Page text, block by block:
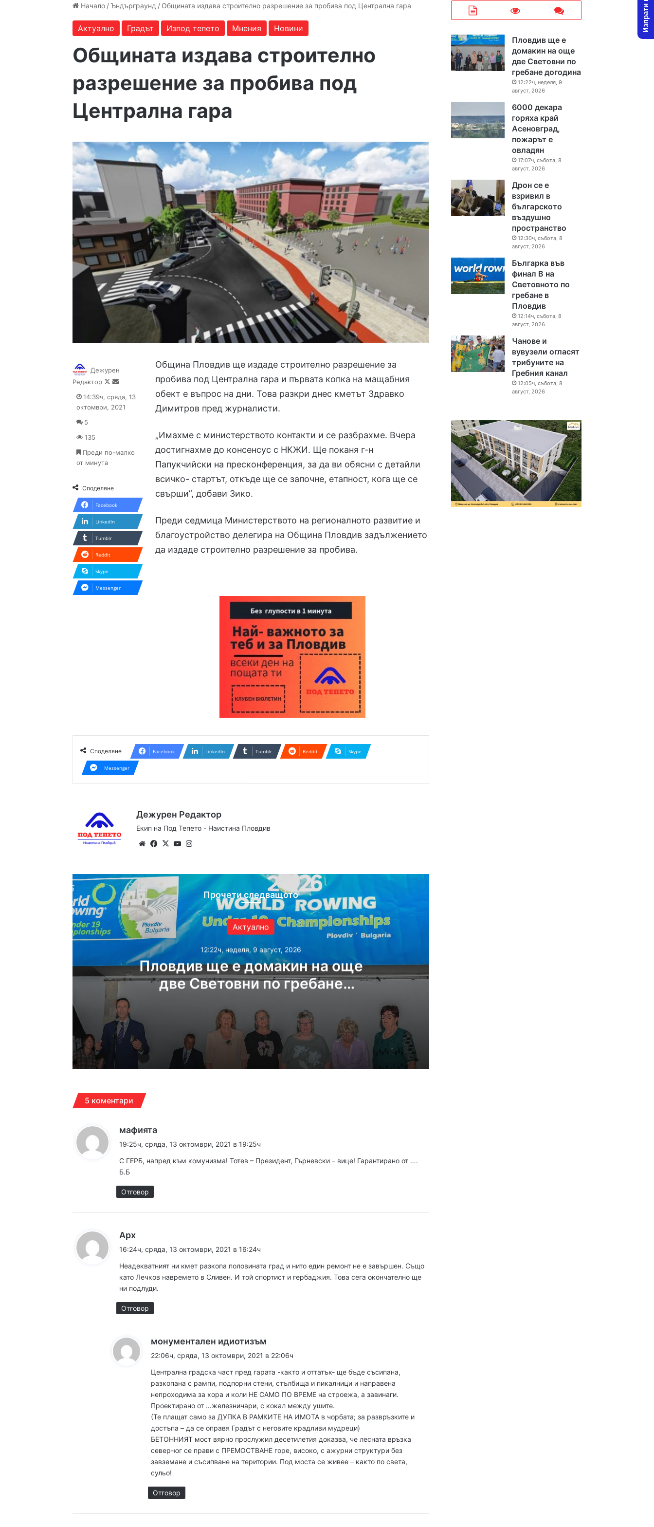
Начало / Ъндърграунд / Общината издава строително разрешение за пробива под Централна гара
Актуално Градът Изпод тепето Мнения Новини
Общината издава строително
разрешение за пробива под
Централна гара
Община Пловдив ще издаде строително разрешение за
пробива под Централна гара и първата копка на мащабния
обект е въпрос на дни. Това разкри днес кметът Здравко
Димитров пред журналисти.
„Имахме с министерството контакти и се разбрахме. Вчера
достигнахме до консенсус с НКЖИ. Ще поканя г-н
Папукчийски на пресконференция, за да ви обясни с детайли
всичко- стартът, откъде ще се започне, етапност, кога ще се
свърши”, добави Зико.
Преди седмица Министерството на регионалното развитие и
благоустройство делегира на Община Пловдив задължението
да издаде строително разрешение за пробива.
Дежурен
Редактор
Follow
X
Send
email
14:39ч, сряда, 13
октомври, 2021
5
135
Преди по-малко
от минута
Споделяне
Facebook
LinkedIn
Tumblr
Reddit
Skype
Messenger
Споделяне Facebook LinkedIn Tumblr Reddit Skype
Messenger
Дежурен Редактор
Екип на Под Тепето - Наистина Пловдив
WebsiteFacebook
X YouTube
Прочети следващото
Актуално
12:22ч, неделя, 9 август, 2026
Пловдив ще е домакин на още
две Световни по гребане
12:22ч, неделя, 9 август, 2026
6000 декара горяха край Асеновград, пожарът е овладян
12:30ч, събота, 8 август, 2026
Дрон се е взривил в българското въздушно пространство
12:14ч, събота, 8 август, 2026
12:05ч, събота, 8 август, 2026
Чанове и вувузели огласят трибуните на Гребния канал
11:52ч, събота, 8 август, 2026
Пожар изпепели 3500 декара край Първомай
08:30ч, събота, 8 август, 2026
График за миенето на пловдивските улици от 10 до 14 август
17:14ч, петък, 7 август, 2026
Кошмарът на една майка в съда
16:38ч, петък, 7 август, 2026
Над 5 кг наркотици иззети в Пловдивско за месец
5 коментари
мафията
а
19:25ч, сряда, 13 октомври, 2021 в 19:25ч
С ГЕРБ, напред към комунизма! Тотев – Президент, Гърневски – вице! Гарантирано от ….
Б.Б
Отговор
Арх
а
а
:
16:24ч, сряда, 13 октомври, 2021 в 16:24ч
Неадекватният ни кмет разкопа половината град и нито един ремонт не е завършен. Също
като Лечков навремето в Сливен. И той спортист и гербаджия. Това сега окончателно ще
ни подлуди.
Отговор
монументален идиотизъм
а
:
22:06ч, сряда, 13 октомври, 2021 в 22:06ч
Централна градска част пред гарата -както и оттатък- ще бъде съсипана,
разкопана с рампи, подпорни стени, стълбища и пикалници и направена
непроходима за хора и коли НЕ САМО ПО ВРЕМЕ на строежа, а завинаги.
Проектирано от …железничари, с кокал между ушите.
(Те плащат само за ДУПКА В РАМКИТЕ НА ИМОТА в чорбата; за развръзките и
достъпа – да се оправя Градът с неговите крадливи мудреци)
БЕТОННИЯТ мост вярно прослужил десетилетия доказва, че лесната връзка
север-юг се прави с ПРЕМОСТВАНЕ горе, високо, с ажурни структури без
завземане и съсипване на територии. Под моста се живее – както по света,
сульо!
Отговор
Пловдив ще е
домакин на още
две Световни по
гребане догодина
12:22ч, неделя, 9
август, 2026
6000 декара
горяха край
Асеновград,
пожарът е
овладян
17:07ч, събота, 8
август, 2026
Дрон се е
взривил в
българското
въздушно
пространство
12:30ч, събота, 8
август, 2026
Българка във
финал B на
Световното по
гребане в
Пловдив
12:14ч, събота, 8
август, 2026
Чанове и
вувузели огласят
трибуните на
Гребния канал
12:05ч, събота, 8
август, 2026